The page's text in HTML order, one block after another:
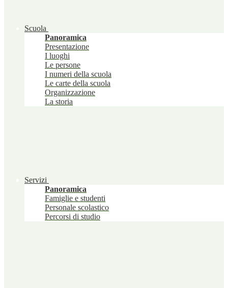
Scuola
Panoramica
Presentazione
I luoghi
Le persone
I numeri della scuola
Le carte della scuola
Organizzazione
La storia
Servizi
Panoramica
Famiglie e studenti
Personale scolastico
Percorsi di studio